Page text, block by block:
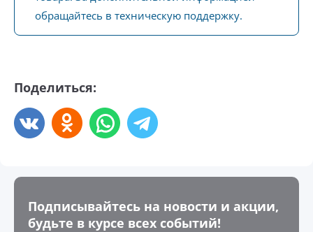
обращайтесь в техническую поддержку.
Поделиться:
Подписывайтесь на новости и акции,
будьте в курсе всех событий!